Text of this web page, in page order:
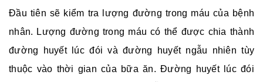
Đầu tiên sẽ kiểm tra lượng đường trong máu của bệnh
nhân. Lượng đường trong máu có thể được chia thành
đường huyết lúc đói và đường huyết ngẫu nhiên tùy
thuộc vào thời gian của bữa ăn. Đường huyết lúc đói